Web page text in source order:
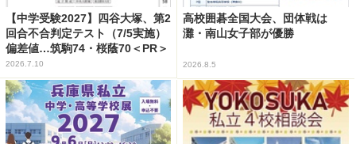
【中学受験2027】四谷大塚、第2
回合不合判定テスト（7/5実施）
偏差値…筑駒74・桜蔭70＜PR＞
2026.7.10
高校囲碁全国大会、団体戦は
灘・南山女子部が優勝
2026.8.5